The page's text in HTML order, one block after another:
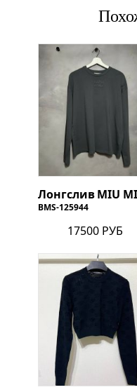
ЛонгсливMIU
BMS-125944
17500 РУБ